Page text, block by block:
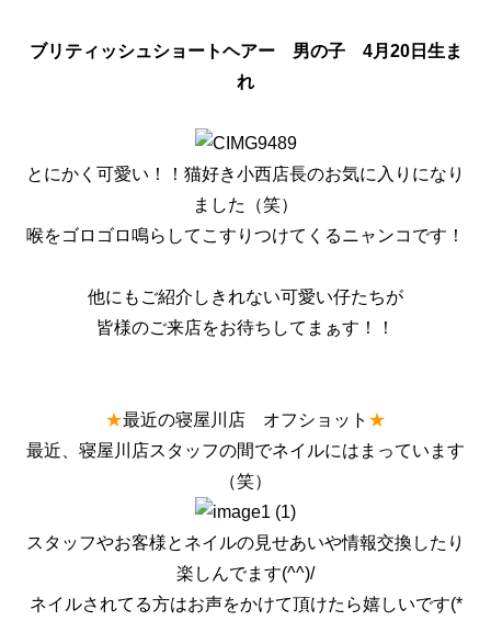
ブリティッシュショートヘアー 男の子 4月20日生ま
れ
とにかく可愛い！！猫好き小西店長のお気に入りになり
ました（笑）
喉をゴロゴロ鳴らしてこすりつけてくるニャンコです！
他にもご紹介しきれない可愛い仔たちが
皆様のご来店をお待ちしてまぁす！！
★最近の寝屋川店 オフショット ★
最近、寝屋川店スタッフの間でネイルにはまっています
（笑）
スタッフやお客様とネイルの見せあいや情報交換したり
楽しんでます(^^)/
ネイルされてる方はお声をかけて頂けたら嬉しいです(*